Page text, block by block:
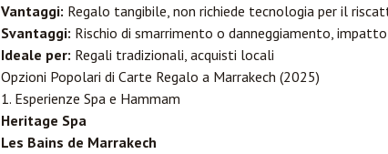
Vantaggi: Regalo tangibile, non richiede tecnologia per il
Svantaggi: Rischio di smarrimento o danneggiamento,
Ideale per: Regali tradizionali, acquisti locali
Opzioni Popolari di Carte Regalo a Marrakech (2025)
1. Esperienze Spa e Hammam
Heritage Spa
Les Bains de Marrakech